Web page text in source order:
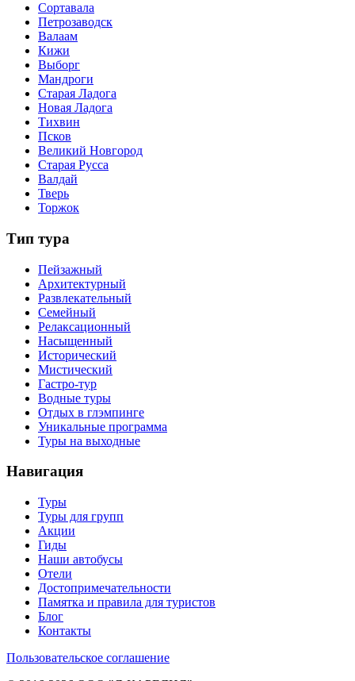
Сортавала
Петрозаводск
Валаам
Кижи
Выборг
Мандроги
Старая Ладога
Новая Ладога
Тихвин
Псков
Великий Новгород
Старая Русса
Валдай
Тверь
Торжок
Тип тура
Пейзажный
Архитектурный
Развлекательный
Семейный
Релаксационный
Насыщенный
Исторический
Мистический
Гастро-тур
Водные туры
Отдых в глэмпинге
Уникальные программа
Туры на выходные
Навигация
Туры
Туры для групп
Акции
Гиды
Наши автобусы
Отели
Достопримечательности
Памятка и правила для туристов
Блог
Контакты
Пользовательское соглашение